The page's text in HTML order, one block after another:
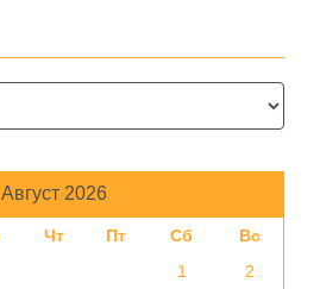
Август 2026
Чт Пт Сб
Вс
1
2